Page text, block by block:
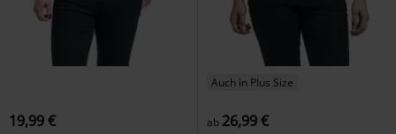
19,99 €
Auch in Plus Size
ab 26,99 €